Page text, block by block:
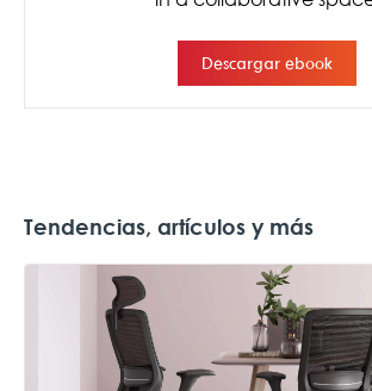
Tendencias, artículos y más